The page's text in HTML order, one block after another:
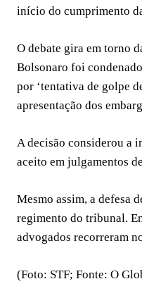
início do cumprimento
O debate gira em torno
Bolsonaro foi
por ‘tentativa de golpe
apresentação dos
A decisão considerou a
aceito em julgamentos
Mesmo assim, a defesa
regimento do tribunal.
advogados recorreram
(Foto: STF; Fonte: O